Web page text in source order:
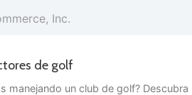
Inc.
de golf
manejando un club de golf? Descubra